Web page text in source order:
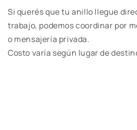
Si querés que tu anillo llegue
trabajo, podemos coordinar por
o mensajería privada.
Costo varía según lugar de